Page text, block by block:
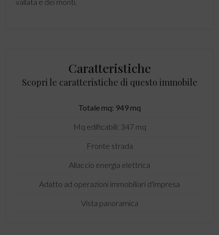
Caratteristiche
Scopri le caratteristiche di questo immobile
Totale mq: 949 mq
Mq edificabili: 347 mq
Fronte strada
Allaccio energia elettrica
Adatto ad operazioni immobiliari d'impresa
Vista panoramica